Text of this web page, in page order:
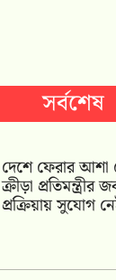
সর্বশেষ
দেশে ফেরার আশা
ক্রীড়া প্রতিমন্ত্রীর
প্রক্রিয়ায় সুযোগ